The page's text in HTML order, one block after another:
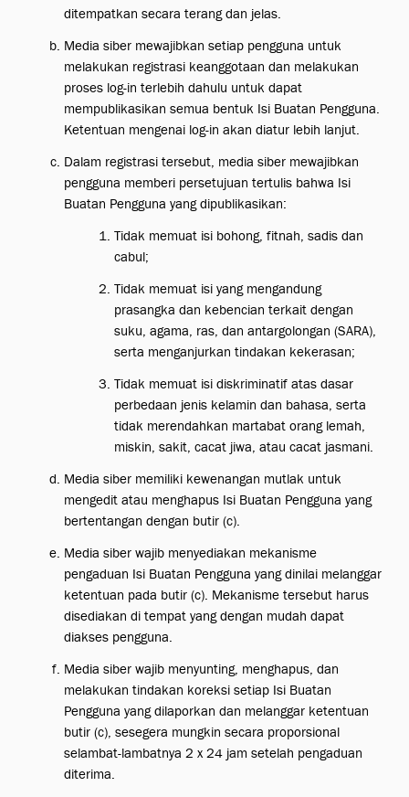
ditempatkan secara terang dan jelas.
Media siber mewajibkan setiap pengguna untuk
melakukan registrasi keanggotaan dan melakukan
proses log-in terlebih dahulu untuk dapat
mempublikasikan semua bentuk Isi Buatan Pengguna.
Ketentuan mengenai log-in akan diatur lebih lanjut.
Dalam registrasi tersebut, media siber mewajibkan
pengguna memberi persetujuan tertulis bahwa Isi
Buatan Pengguna yang dipublikasikan:
Tidak memuat isi bohong, fitnah, sadis dan
cabul;
Tidak memuat isi yang mengandung
prasangka dan kebencian terkait dengan
suku, agama, ras, dan antargolongan (SARA),
serta menganjurkan tindakan kekerasan;
Tidak memuat isi diskriminatif atas dasar
perbedaan jenis kelamin dan bahasa, serta
tidak merendahkan martabat orang lemah,
miskin, sakit, cacat jiwa, atau cacat jasmani.
Media siber memiliki kewenangan mutlak untuk
mengedit atau menghapus Isi Buatan Pengguna yang
bertentangan dengan butir (c).
Media siber wajib menyediakan mekanisme
pengaduan Isi Buatan Pengguna yang dinilai melanggar
ketentuan pada butir (c). Mekanisme tersebut harus
disediakan di tempat yang dengan mudah dapat
diakses pengguna.
Media siber wajib menyunting, menghapus, dan
melakukan tindakan koreksi setiap Isi Buatan
Pengguna yang dilaporkan dan melanggar ketentuan
butir (c), sesegera mungkin secara proporsional
selambat-lambatnya 2 x 24 jam setelah pengaduan
diterima.